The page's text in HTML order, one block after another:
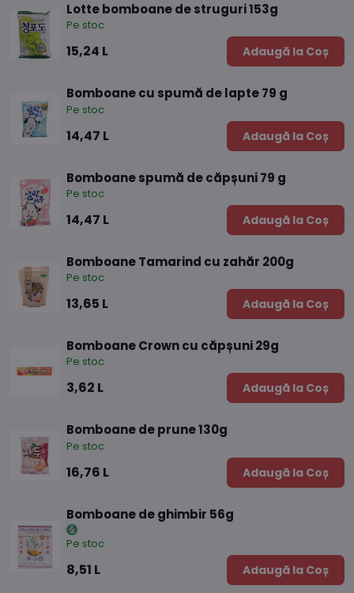
Lotte bomboane de struguri 153g
Pe stoc
15,24 L Adaugă la Coș
Bomboane cu spumă de lapte 79 g
Pe stoc
14,47 L Adaugă la Coș
Bomboane spumă de căpșuni 79 g
Pe stoc
14,47 L Adaugă la Coș
Bomboane Tamarind cu zahăr 200g
Pe stoc
13,65 L Adaugă la Coș
Bomboane Crown cu căpșuni 29g
Pe stoc
3,62 L Adaugă la Coș
Bomboane de prune 130g
Pe stoc
16,76 L Adaugă la Coș
Bomboane de ghimbir 56g
Pe stoc
8,51 L Adaugă la Coș